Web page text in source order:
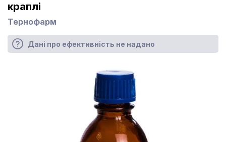
краплі
Тернофарм
Дані про ефективність не надано